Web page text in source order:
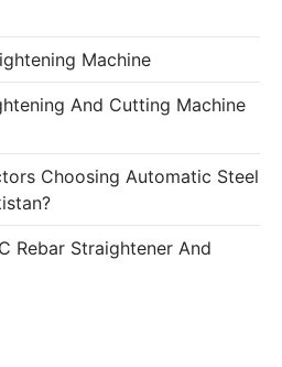
Machine
And Cutting Machine
Choosing Automatic Steel
Rebar Straightener And